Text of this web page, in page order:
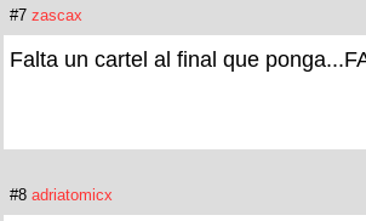
#7 zascax
Falta un cartel al final que
#8 adriatomicx